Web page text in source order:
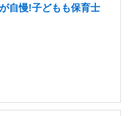
自慢!子どもも保育士